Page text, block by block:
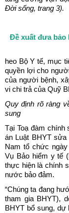
Đời sống, trang 3).
Đề xuất đưa bảo
heo Bộ Y tế, mục
quyền lợi cho
của người bệnh,
vi chi trả của Quỹ
Quy định rõ ràng
sung
Tại Toạ đàm chính
án Luật BHYT sửa
Nam tổ chức
Vụ Bảo hiểm y tế
thực hiện là chính
nước bảo đảm.
“Chúng ta đang
tham gia BHYT),
BHYT bổ sung,